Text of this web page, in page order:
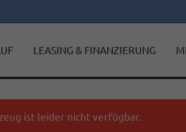
LEASING & FINANZIERUNG
ist leider nicht verfügbar.